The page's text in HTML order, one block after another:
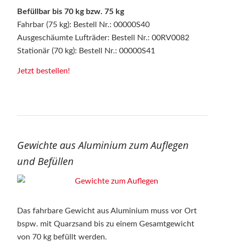
Befüllbar bis 70 kg bzw. 75 kg
Fahrbar (75 kg): Bestell Nr.: 00000S40
Ausgeschäumte Lufträder: Bestell Nr.: 00RV0082
Stationär (70 kg): Bestell Nr.: 00000S41
Jetzt bestellen!
Gewichte aus Aluminium zum Auflegen
und Befüllen
Das fahrbare Gewicht aus Aluminium muss vor Ort
bspw. mit Quarzsand bis zu einem Gesamtgewicht
von 70 kg befüllt werden.